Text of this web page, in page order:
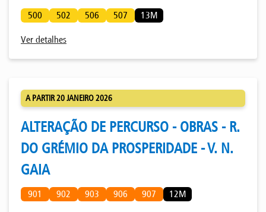
500 502 506 507 13M
Ver detalhes
A PARTIR 20 JANEIRO 2026
ALTERAÇÃO DE PERCURSO - OBRAS - R.
DO GRÉMIO DA PROSPERIDADE - V. N.
GAIA
901 902 903 906 907 12M